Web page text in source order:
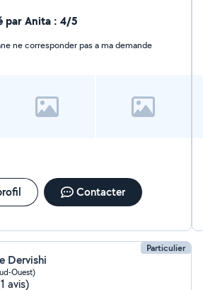
à ce que tout soit propre ) chez
que vous mettez à
par Anita : 4/5
ne corresponder pas a ma demande
Contacter
Particulier
Dervishi
Ouest)
avis)